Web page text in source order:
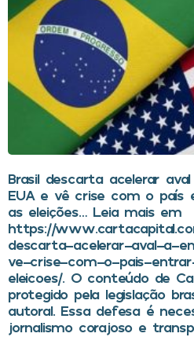
Brasil descarta acelerar
EUA e vê crise com o país
as eleições… Leia mais em
https://
descarta-acelerar-aval-a-
ve-crise-com-o-pais-
eleicoes/. O conteúdo de
protegido pela legislação
autoral. Essa defesa é
jornalismo corajoso e